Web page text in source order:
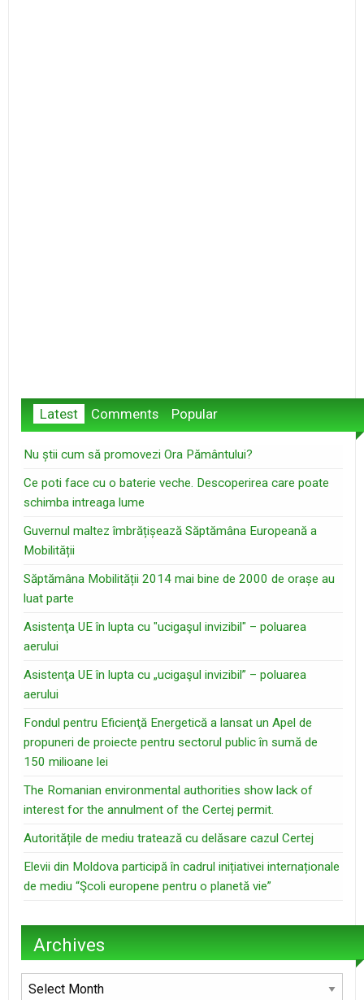
Latest Comments Popular
Nu știi cum să promovezi Ora Pământului?
Ce poti face cu o baterie veche. Descoperirea care poate
schimba intreaga lume
Guvernul maltez îmbrățișează Săptămâna Europeană a
Mobilității
Săptămâna Mobilității 2014 mai bine de 2000 de orașe au
luat parte
Asistenţa UE în lupta cu "ucigaşul invizibil" – poluarea
aerului
Asistenţa UE în lupta cu „ucigaşul invizibil” – poluarea
aerului
Fondul pentru Eficienţă Energetică a lansat un Apel de
propuneri de proiecte pentru sectorul public în sumă de
150 milioane lei
The Romanian environmental authorities show lack of
interest for the annulment of the Certej permit.
Autoritățile de mediu tratează cu delăsare cazul Certej
Elevii din Moldova participă în cadrul inițiativei internaționale
de mediu “Şcoli europene pentru o planetă vie”
Archives
Archives